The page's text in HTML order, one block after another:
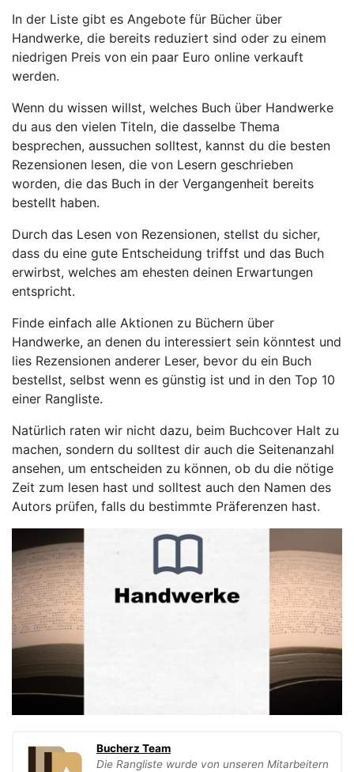
In der Liste gibt es Angebote für Bücher über
Handwerke, die bereits reduziert sind oder zu einem
niedrigen Preis von ein paar Euro online verkauft
werden.
Wenn du wissen willst, welches Buch über Handwerke
du aus den vielen Titeln, die dasselbe Thema
besprechen, aussuchen solltest, kannst du die besten
Rezensionen lesen, die von Lesern geschrieben
worden, die das Buch in der Vergangenheit bereits
bestellt haben.
Durch das Lesen von Rezensionen, stellst du sicher,
dass du eine gute Entscheidung triffst und das Buch
erwirbst, welches am ehesten deinen Erwartungen
entspricht.
Finde einfach alle Aktionen zu Büchern über
Handwerke, an denen du interessiert sein könntest und
lies Rezensionen anderer Leser, bevor du ein Buch
bestellst, selbst wenn es günstig ist und in den Top 10
einer Rangliste.
Natürlich raten wir nicht dazu, beim Buchcover Halt zu
machen, sondern du solltest dir auch die Seitenanzahl
ansehen, um entscheiden zu können, ob du die nötige
Zeit zum lesen hast und solltest auch den Namen des
Autors prüfen, falls du bestimmte Präferenzen hast.
Bucherz Team
Die Rangliste wurde von unseren Mitarbeitern